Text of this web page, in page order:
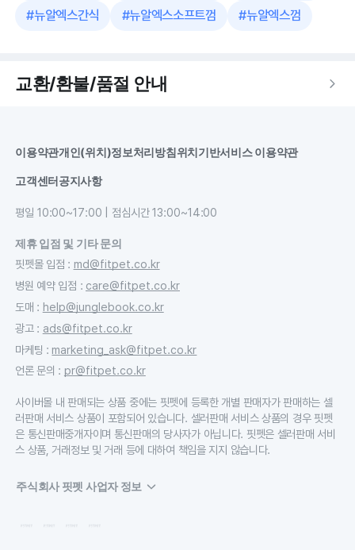
#뉴알엑스간식 #뉴알엑스소프트껌 #뉴알엑스껌
교환/환불/품절 안내
이용약관개인(위치)정보처리방침위치기반서비스 이용약관
고객센터공지사항
평일 10:00~17:00 | 점심시간 13:00~14:00
제휴 입점 및 기타 문의
핏펫몰 입점 : md@fitpet.co.kr
병원 예약 입점 : care@fitpet.co.kr
도매 : help@junglebook.co.kr
광고: ads@fitpet.co.kr
마케팅 : marketing_ask@fitpet.co.kr
언론 문의 : pr@fitpet.co.kr
사이버몰 내 판매되는 상품 중에는 핏펫에 등록한 개별 판매자가 판매하는 셀
러판매 서비스 상품이 포함되어 있습니다. 셀러판매 서비스 상품의 경우 핏펫
은 통신판매중개자이며 통신판매의 당사자가 아닙니다. 핏펫은 셀러판매 서비
스 상품, 거래정보 및 거래 등에 대하여 책임을 지지 않습니다.
주식회사 핏펫 사업자 정보